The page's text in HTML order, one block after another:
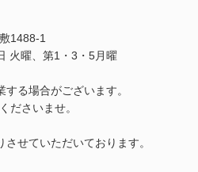
1488-1
火曜、第1・3・5月曜
る場合がございます。
ださいませ。
せていただいております。